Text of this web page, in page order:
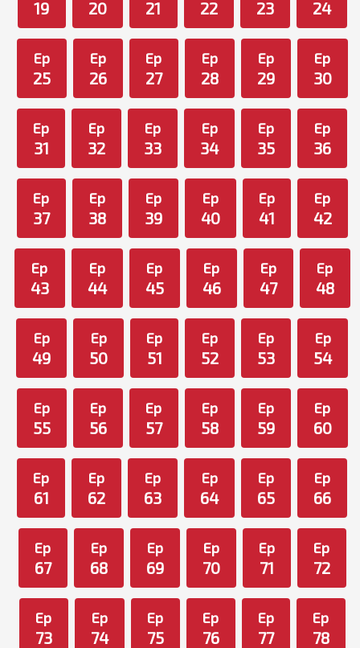
19 20 21 22 23 24
Ep
25
Ep
26
Ep
27
Ep
28
Ep
29
Ep
30
Ep
31
Ep
32
Ep
33
Ep
34
Ep
35
Ep
36
Ep
37
Ep
38
Ep
39
Ep
40
Ep
41
Ep
42
Ep
43
Ep
44
Ep
45
Ep
46
Ep
47
Ep
48
Ep
49
Ep
50
Ep
51
Ep
52
Ep
53
Ep
54
Ep
55
Ep
56
Ep
57
Ep
58
Ep
59
Ep
60
Ep
61
Ep
62
Ep
63
Ep
64
Ep
65
Ep
66
Ep
67
Ep
68
Ep
69
Ep
70
Ep
71
Ep
72
Ep
73
Ep
74
Ep
75
Ep
76
Ep
77
Ep
78